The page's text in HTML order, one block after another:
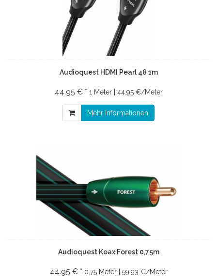
Audioquest HDMI Pearl 48 1m
44.95 € * 1 Meter | 44.95 €/Meter
Mehr Informationen
Audioquest Koax Forest 0,75m
44.95 € * 0.75 Meter | 59.93 €/Meter